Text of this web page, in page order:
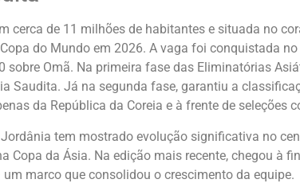
cerca de 11 milhões de habitantes e situada no
do Mundo em 2026. A vaga foi conquistada
sobre Omã. Na primeira fase das Eliminatórias
Saudita. Já na segunda fase, garantiu a
da República da Coreia e à frente de seleções
Jordânia tem mostrado evolução significativa no
Copa da Ásia. Na edição mais recente, chegou à
marco que consolidou o crescimento da equipe.